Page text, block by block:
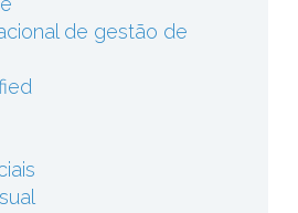
de gestão de